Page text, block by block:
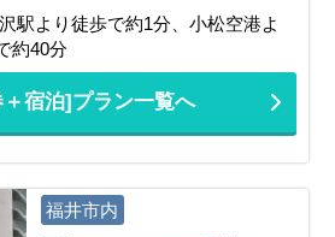
駅より徒歩で約1分、小松空港よ
約40分
＋宿泊]プラン一覧へ
福井市内